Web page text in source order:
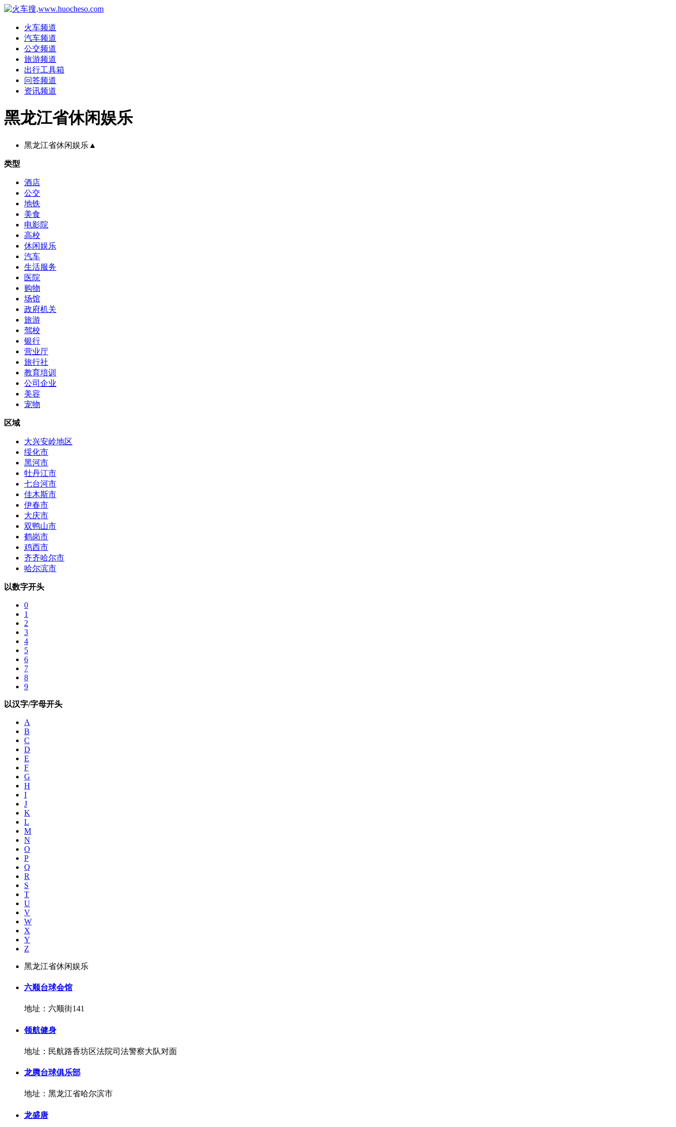
火车频道
汽车频道
公交频道
旅游频道
出行工具箱
问答频道
资讯频道
黑龙江省休闲娱乐
黑龙江省休闲娱乐 ▲
类型
酒店
公交
地铁
美食
电影院
高校
休闲娱乐
汽车
生活服务
医院
购物
场馆
政府机关
旅游
驾校
银行
营业厅
旅行社
教育培训
公司企业
美容
宠物
区域
大兴安岭地区
绥化市
黑河市
牡丹江市
七台河市
佳木斯市
伊春市
大庆市
双鸭山市
鹤岗市
鸡西市
齐齐哈尔市
哈尔滨市
以数字开头
0
1
2
3
4
5
6
7
8
9
以汉字/字母开头
A
B
C
D
E
F
G
H
I
J
K
L
M
N
O
P
Q
R
S
T
U
V
W
X
Y
Z
黑龙江省休闲娱乐
六顺台球会馆
地址：六顺街141
领航健身
地址：民航路香坊区法院司法警察大队对面
龙腾台球俱乐部
地址：黑龙江省哈尔滨市
龙盛唐